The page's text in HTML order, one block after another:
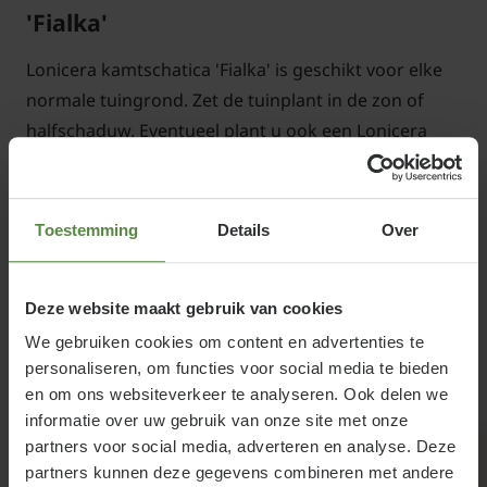
Toestemming Details Over
Deze website maakt gebruik van cookies
We gebruiken cookies om content en advertenties te
personaliseren, om functies voor social media te bieden
en om ons websiteverkeer te analyseren. Ook delen we
informatie over uw gebruik van onze site met onze
partners voor social media, adverteren en analyse. Deze
partners kunnen deze gegevens combineren met andere
'Fialka'
Lonicera kamtschatica 'Fialka' is geschikt voor elke
normale tuingrond. Zet de tuinplant in de zon of
halfschaduw. Eventueel plant u ook een Lonicera
Kamtschatica 'Morena' (ook een Honingbes) in uw
Lonicera kamtschatica 'Fialka'
snoeien en onderhouden
Knip na de oogst oude en vormverstorende takken
helemaal tot op de grond weg, zodat de Honingbes
een meer open structuur krijgt en de bessen veel
Lees meer
Gerelateerde producten